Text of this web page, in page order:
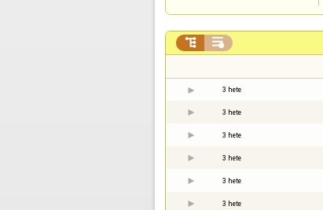
 
3 hete
3 hete
3 hete
3 hete
3 hete
3 hete